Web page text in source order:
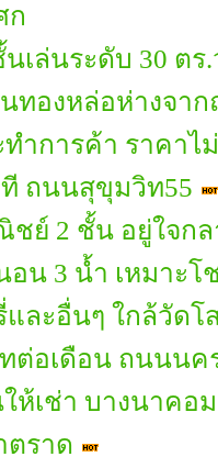
ก
เล่นระดับ 30 ตร
ทองหล่อห่างจาก
ำการค้า ราคาไ
ที ถนนสุขุมวิท55
ชย์ 2 ชั้น อยู่ใจก
อน 3 น้ำ เหมาะ
ละอื่นๆ ใกล้วัดโ
ทต่อเดือน ถนนนค
ห้เช่า บางนาคอ
ตราด